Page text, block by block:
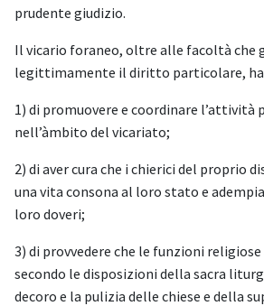
prudente giudizio.
Il vicario foraneo, oltre alle facoltà che
legittimamente il diritto particolare,
1) di promuovere e coordinare l’attività
nell’àmbito del vicariato;
2) di aver cura che i chierici del proprio
una vita consona al loro stato e
loro doveri;
3) di provvedere che le funzioni
secondo le disposizioni della sacra
decoro e la pulizia delle chiese e della